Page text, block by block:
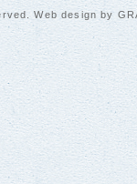
Web design by